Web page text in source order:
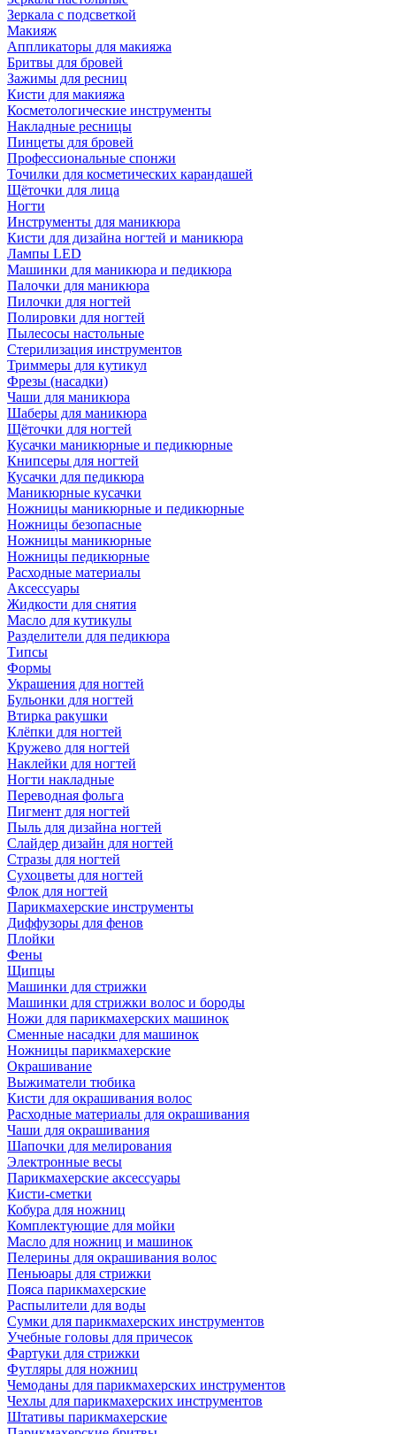
Зеркала с подсветкой
Макияж
Аппликаторы для макияжа
Бритвы для бровей
Зажимы для ресниц
Кисти для макияжа
Косметологические инструменты
Накладные ресницы
Пинцеты для бровей
Профессиональные спонжи
Точилки для косметических карандашей
Щёточки для лица
Ногти
Инструменты для маникюра
Кисти для дизайна ногтей и маникюра
Лампы LED
Машинки для маникюра и педикюра
Палочки для маникюра
Пилочки для ногтей
Полировки для ногтей
Пылесосы настольные
Стерилизация инструментов
Триммеры для кутикул
Фрезы (насадки)
Чаши для маникюра
Шаберы для маникюра
Щёточки для ногтей
Кусачки маникюрные и педикюрные
Книпсеры для ногтей
Кусачки для педикюра
Маникюрные кусачки
Ножницы маникюрные и педикюрные
Ножницы безопасные
Ножницы маникюрные
Ножницы педикюрные
Расходные материалы
Аксессуары
Жидкости для снятия
Масло для кутикулы
Разделители для педикюра
Типсы
Формы
Украшения для ногтей
Бульонки для ногтей
Втирка ракушки
Клёпки для ногтей
Кружево для ногтей
Наклейки для ногтей
Ногти накладные
Переводная фольга
Пигмент для ногтей
Пыль для дизайна ногтей
Слайдер дизайн для ногтей
Стразы для ногтей
Сухоцветы для ногтей
Флок для ногтей
Парикмахерские инструменты
Диффузоры для фенов
Плойки
Фены
Щипцы
Машинки для стрижки
Машинки для стрижки волос и бороды
Ножи для парикмахерских машинок
Сменные насадки для машинок
Ножницы парикмахерские
Окрашивание
Выжиматели тюбика
Кисти для окрашивания волос
Расходные материалы для окрашивания
Чаши для окрашивания
Шапочки для мелирования
Электронные весы
Парикмахерские аксессуары
Кисти-сметки
Кобура для ножниц
Комплектующие для мойки
Масло для ножниц и машинок
Пелерины для окрашивания волос
Пеньюары для стрижки
Пояса парикмахерские
Распылители для воды
Сумки для парикмахерских инструментов
Учебные головы для причесок
Фартуки для стрижки
Футляры для ножниц
Чемоданы для парикмахерских инструментов
Чехлы для парикмахерских инструментов
Штативы парикмахерские